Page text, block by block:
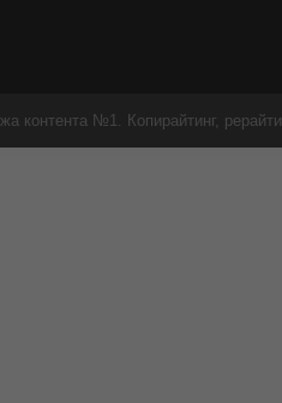
контента №1. Копирайтинг,